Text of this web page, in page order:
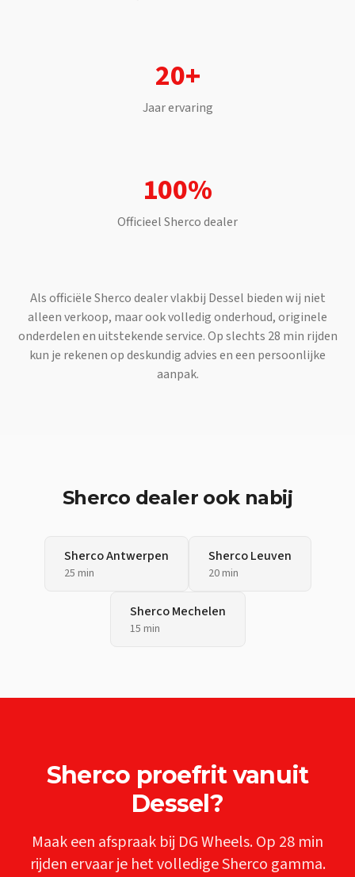
20+
Jaar ervaring
100%
OfficieelShercodealer
Als officiëleShercodealer vlakbij Dessel bieden wij niet
alleen verkoop, maar ook volledig onderhoud, originele
onderdelen en uitstekende service. Op slechts 28 min rijden
kun je rekenen op deskundig advies en een persoonlijke
aanpak.
Sherco dealer ook nabij
ShercoAntwerpen
25 min
Sherco Leuven
20 min
Sherco Mechelen
15 min
Sherco proefrit vanuit
Dessel?
Maak een afspraak bij DG Wheels. Op 28 min
rijden ervaar je het volledigeSherco gamma.